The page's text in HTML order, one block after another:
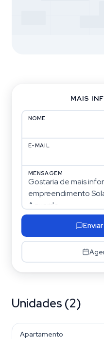
MAIS
NOME
E-MAIL
MENSAGEM
Unidades (2)
Santa Rosa de Lima
Apartamento